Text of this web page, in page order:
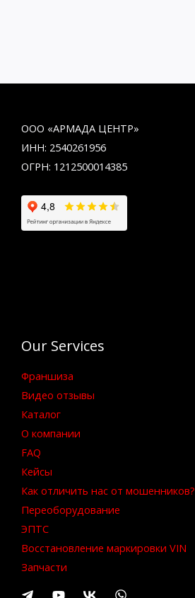
ООО «АРМАДА ЦЕНТР»
ИНН: 2540261956
ОГРН: 1212500014385
Our Services
Франшиза
Видео отзывы
Каталог
О компании
FAQ
Кейсы
Как отличить нас от мошенников?
Переоборудование
ЭПТС
Восстановление маркировки VIN
Запчасти